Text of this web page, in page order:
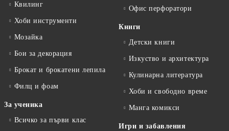
Квилинг
Хоби инструменти
Мозайка
Бои за декорация
Брокат и брокатени лепила
Филц и фоам
За ученика
Всичко за първи клас
Офис перфоратори
Книги
Детски книги
Изкуство и архитектура
Кулинарна литература
Хоби и свободно време
Манга комикси
Игри и забавления